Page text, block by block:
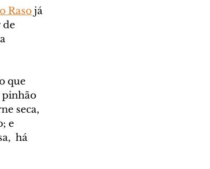
Raso já
de
que
pinhão
seca,
e
há